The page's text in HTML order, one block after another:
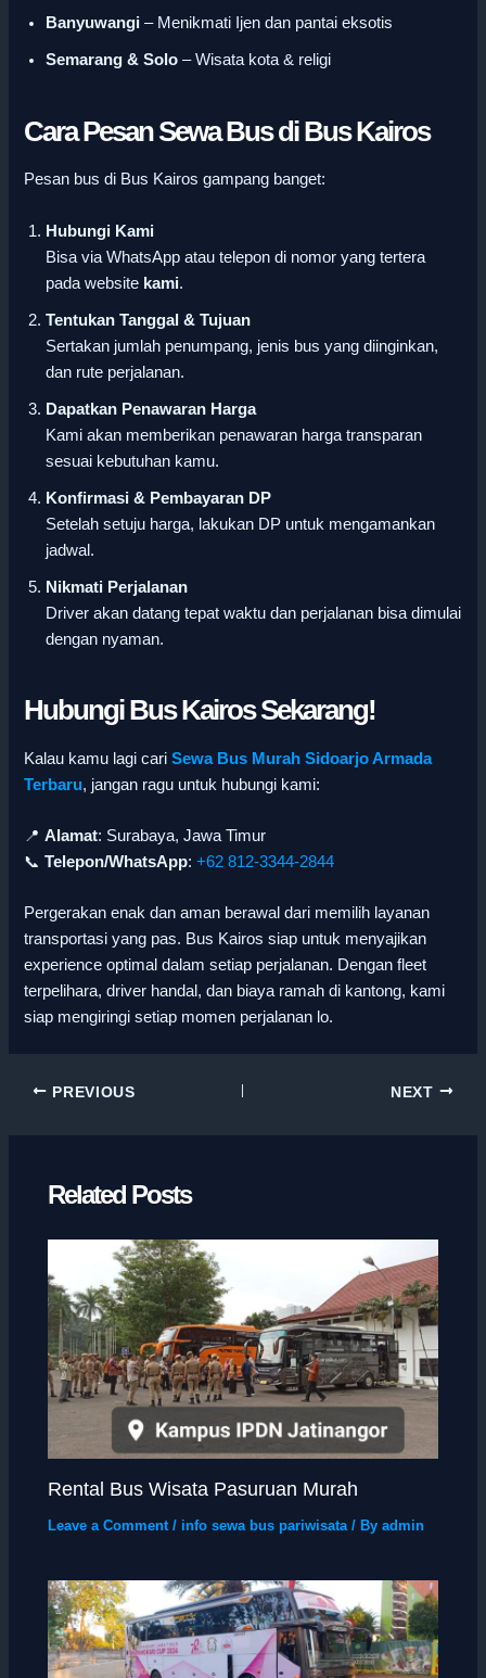
Banyuwangi – Menikmati Ijen dan pantai eksotis
Semarang & Solo – Wisata kota & religi
Cara Pesan Sewa Bus di Bus Kairos
Pesan bus di Bus Kairos gampang banget:
Hubungi Kami
Bisa via WhatsApp atau telepon di nomor yang tertera
pada website kami.
Tentukan Tanggal & Tujuan
Sertakan jumlah penumpang, jenis bus yang diinginkan,
dan rute perjalanan.
Dapatkan Penawaran Harga
Kami akan memberikan penawaran harga transparan
sesuai kebutuhan kamu.
Konfirmasi & Pembayaran DP
Setelah setuju harga, lakukan DP untuk mengamankan
jadwal.
Nikmati Perjalanan
Driver akan datang tepat waktu dan perjalanan bisa dimulai
dengan nyaman.
Hubungi Bus Kairos Sekarang!
Kalau kamu lagi cariSewa Bus Murah Sidoarjo Armada
Terbaru, jangan ragu untuk hubungi kami:
📍Alamat: Surabaya, Jawa Timur
📞Telepon/WhatsApp:+62 812-3344-2844
Pergerakan enak dan aman berawal dari memilih layanan
transportasi yang pas. Bus Kairos siap untuk menyajikan
experience optimal dalam setiap perjalanan. Dengan fleet
terpelihara, driver handal, dan biaya ramah di kantong, kami
siap mengiringi setiap momen perjalanan lo.
PREVIOUS NEXT
Related Posts
Rental Bus Wisata Pasuruan Murah
Leave a Comment / info sewa bus pariwisata/ Byadmin